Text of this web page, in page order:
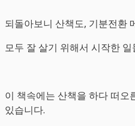
되돌아보니 산책도, 기분전환
모두 잘 살기 위해서 시작한
이 책속에는 산책을 하다 떠오
있습니다.